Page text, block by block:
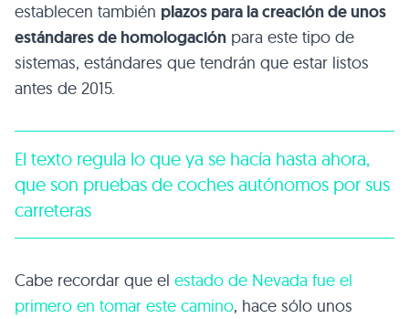
establecen también plazos para la creación de unos
estándares de homologación para este tipo de
sistemas, estándares que tendrán que estar listos
antes de 2015.
El texto regula lo que ya se hacía hasta ahora,
que son pruebas de coches autónomos por sus
carreteras
Cabe recordar que el estado de Nevada fue el
primero en tomar este camino, hace sólo unos